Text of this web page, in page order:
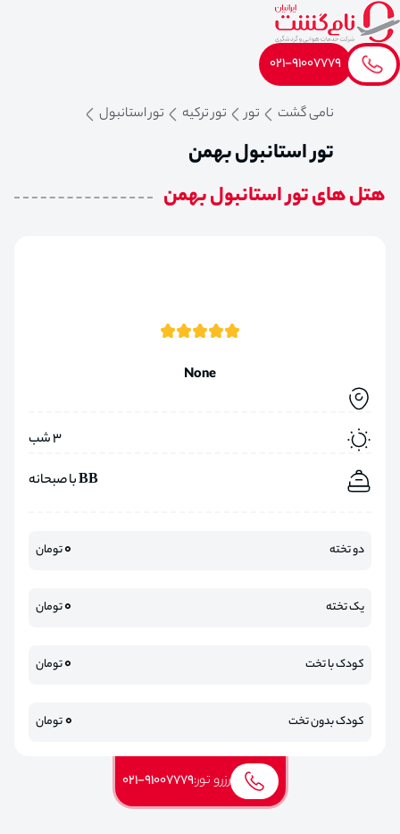
021-91007779
نامی گشت تور تور ترکیه تور استانبول
تور استانبول بهمن
هتل های تور استانبول بهمن
None
3 شب
BB با صبحانه
دو تخته 0تومان
یک تخته 0تومان
کودک با تخت 0تومان
کودک بدون تخت 0تومان
رزرو تور:021-91007779